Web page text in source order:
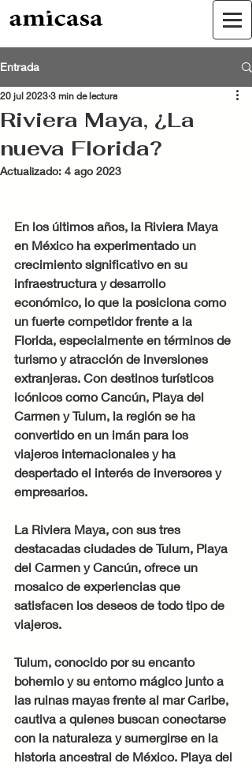
Entrada
Riviera Maya, ¿La
nueva Florida?
20 jul 2023 3 min de lectura
Actualizado: 4 ago 2023
En los últimos años, la Riviera Maya
en México ha experimentado un
crecimiento significativo en su
infraestructura y desarrollo
económico, lo que la posiciona como
un fuerte competidor frente a la
Florida, especialmente en términos de
turismo y atracción de inversiones
extranjeras. Con destinos turísticos
icónicos como Cancún, Playa del
Carmen y Tulum, la región se ha
convertido en un imán para los
viajeros internacionales y ha
despertado el interés de inversores y
empresarios.
La Riviera Maya, con sus tres
destacadas ciudades de Tulum, Playa
del Carmen y Cancún, ofrece un
mosaico de experiencias que
satisfacen los deseos de todo tipo de
viajeros.
Tulum, conocido por su encanto
bohemio y su entorno mágico junto a
las ruinas mayas frente al mar Caribe,
cautiva a quienes buscan conectarse
con la naturaleza y sumergirse en la
historia ancestral de México. Playa del